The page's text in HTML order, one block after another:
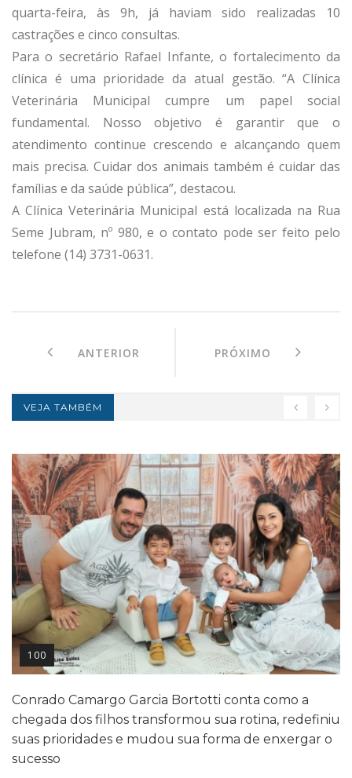
quarta-feira, às 9h, já haviam sido realizadas 10
castrações e cinco consultas.
Para o secretário Rafael Infante, o fortalecimento da
clínica é uma prioridade da atual gestão. “A Clínica
Veterinária Municipal cumpre um papel social
fundamental. Nosso objetivo é garantir que o
atendimento continue crescendo e alcançando quem
mais precisa. Cuidar dos animais também é cuidar das
famílias e da saúde pública”, destacou.
A Clínica Veterinária Municipal está localizada na Rua
Seme Jubram, nº 980, e o contato pode ser feito pelo
telefone (14) 3731-0631.
ANTERIOR PRÓXIMO
VEJA TAMBÉM
100
Conrado Camargo Garcia Bortotti conta como a
chegada dos filhos transformou sua rotina, redefiniu
suas prioridades e mudou sua forma de enxergar o
sucesso